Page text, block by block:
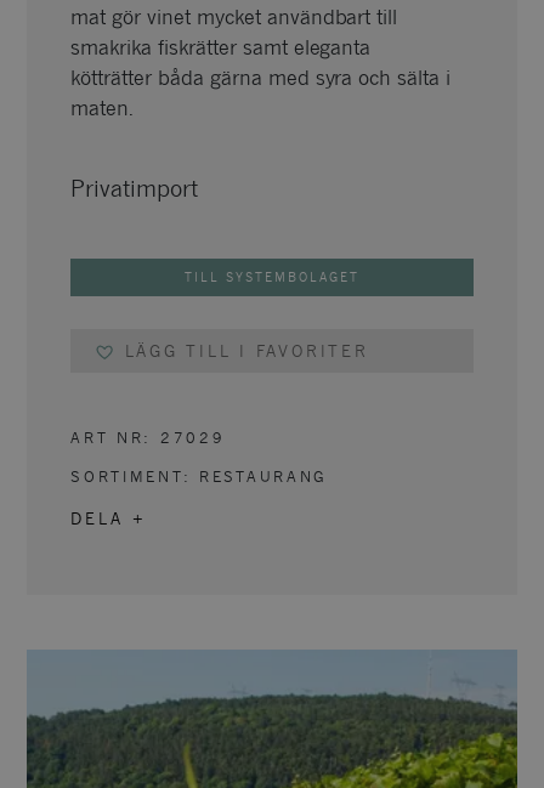
mat gör vinet mycket användbart till
smakrika fiskrätter samt eleganta
kötträtter båda gärna med syra och sälta i
maten.
Privatimport
TILL SYSTEMBOLAGET
LÄGG TILL I FAVORITER
ART NR: 27029
SORTIMENT: RESTAURANG
DELA +